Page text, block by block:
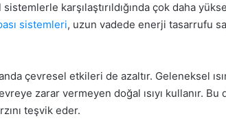
karşılaştırıldığında çok daha
sistemleri, uzun vadede enerji tasarrufu
çevresel etkileri de azaltır. Geleneksel
zarar vermeyen doğal ısıyı kullanır.
teşvik eder.